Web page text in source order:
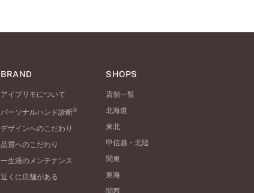
BRAND
アイプリモについて
パーソナルハンド診断®
デザインへのこだわり
品質へのこだわり
一生涯のメンテナンス
近くに店舗がある
SHOPS
店舗一覧
北海道
東北
甲信越・北陸
関東
東海